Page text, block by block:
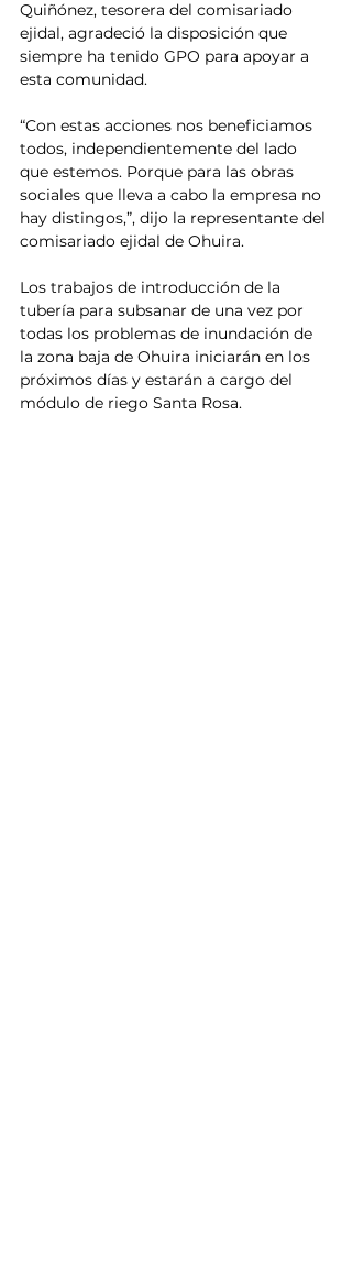
Quiñónez, tesorera del comisariado
ejidal, agradeció la disposición que
siempre ha tenido GPO para apoyar a
esta comunidad.
“Con estas acciones nos beneficiamos
todos, independientemente del lado
que estemos. Porque para las obras
sociales que lleva a cabo la empresa no
hay distingos,”, dijo la representante del
comisariado ejidal de Ohuira.
Los trabajos de introducción de la
tubería para subsanar de una vez por
todas los problemas de inundación de
la zona baja de Ohuira iniciarán en los
próximos días y estarán a cargo del
módulo de riego Santa Rosa.